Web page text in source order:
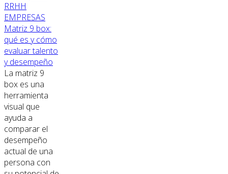
RRHH
EMPRESAS
Matriz 9 box:
qué es y cómo
evaluar talento
y desempeño
La matriz 9
box es una
herramienta
visual que
ayuda a
comparar el
desempeño
actual de una
persona con